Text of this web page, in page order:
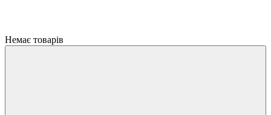
Немає товарів